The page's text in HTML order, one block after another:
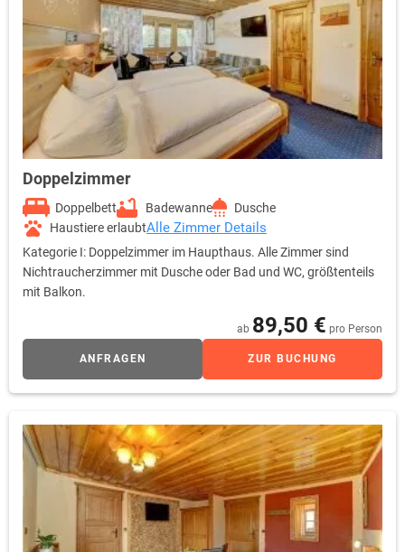
Doppelzimmer
Doppelbett Badewanne
Dusche
Haustiere erlaubtAlle Zimmer Details
Kategorie I: Doppelzimmer im Haupthaus. Alle Zimmer sind
Nichtraucherzimmer mit Dusche oder Bad und WC, größtenteils
mit Balkon.
ab 89,50 € pro Person
ANFRAGEN ZUR BUCHUNG